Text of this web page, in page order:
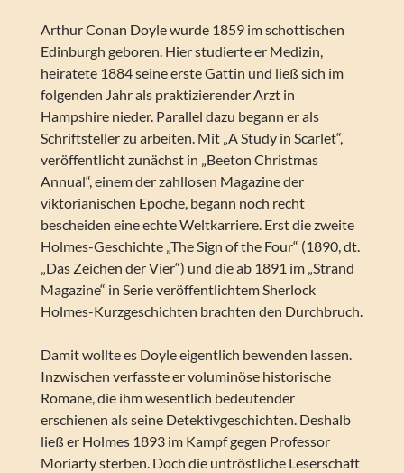
Arthur Conan Doyle wurde 1859 im schottischen
Edinburgh geboren. Hier studierte er Medizin,
heiratete 1884 seine erste Gattin und ließ sich im
folgenden Jahr als praktizierender Arzt in
Hampshire nieder. Parallel dazu begann er als
Schriftsteller zu arbeiten. Mit „A Study in Scarlet“,
veröffentlicht zunächst in „Beeton Christmas
Annual“, einem der zahllosen Magazine der
viktorianischen Epoche, begann noch recht
bescheiden eine echte Weltkarriere. Erst die zweite
Holmes-Geschichte „The Sign of the Four“ (1890, dt.
„Das Zeichen der Vier“) und die ab 1891 im „Strand
Magazine“ in Serie veröffentlichtem Sherlock
Holmes-Kurzgeschichten brachten den Durchbruch.
Damit wollte es Doyle eigentlich bewenden lassen.
Inzwischen verfasste er voluminöse historische
Romane, die ihm wesentlich bedeutender
erschienen als seine Detektivgeschichten. Deshalb
ließ er Holmes 1893 im Kampf gegen Professor
Moriarty sterben. Doch die untröstliche Leserschaft